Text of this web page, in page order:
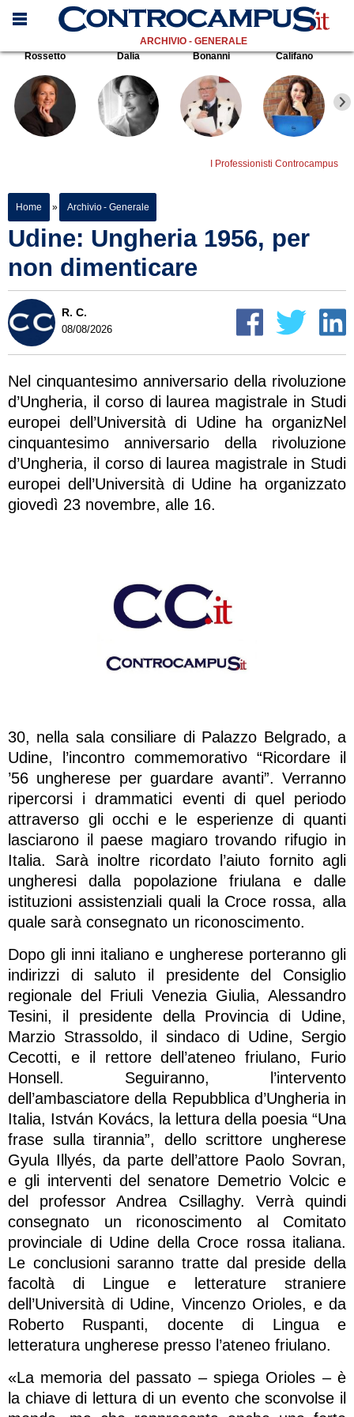
ARCHIVIO - GENERALE
Rossetto
Dalia Bonanni Califano
I Professionisti Controcampus
Home » Archivio - Generale
Udine: Ungheria 1956, per
non dimenticare
R. C.
08/08/2026
Nel cinquantesimo anniversario della rivoluzione
d’Ungheria, il corso di laurea magistrale in Studi
europei dell’Università di Udine ha organizNel
cinquantesimo anniversario della rivoluzione
d’Ungheria, il corso di laurea magistrale in Studi
europei dell’Università di Udine ha organizzato
giovedì 23 novembre, alle 16.
30, nella sala consiliare di Palazzo Belgrado, a
Udine, l’incontro commemorativo “Ricordare il
’56 ungherese per guardare avanti”. Verranno
ripercorsi i drammatici eventi di quel periodo
attraverso gli occhi e le esperienze di quanti
lasciarono il paese magiaro trovando rifugio in
Italia. Sarà inoltre ricordato l’aiuto fornito agli
ungheresi dalla popolazione friulana e dalle
istituzioni assistenziali quali la Croce rossa, alla
quale sarà consegnato un riconoscimento.
Dopo gli inni italiano e ungherese porteranno gli
indirizzi di saluto il presidente del Consiglio
regionale del Friuli Venezia Giulia, Alessandro
Tesini, il presidente della Provincia di Udine,
Marzio Strassoldo, il sindaco di Udine, Sergio
Cecotti, e il rettore dell’ateneo friulano, Furio
Honsell. Seguiranno, l’intervento
dell’ambasciatore della Repubblica d’Ungheria in
Italia, István Kovács, la lettura della poesia “Una
frase sulla tirannia”, dello scrittore ungherese
Gyula Illyés, da parte dell’attore Paolo Sovran,
e gli interventi del senatore Demetrio Volcic e
del professor Andrea Csillaghy. Verrà quindi
consegnato un riconoscimento al Comitato
provinciale di Udine della Croce rossa italiana.
Le conclusioni saranno tratte dal preside della
facoltà di Lingue e letterature straniere
dell’Università di Udine, Vincenzo Orioles, e da
Roberto Ruspanti, docente di Lingua e
letteratura ungherese presso l’ateneo friulano.
«La memoria del passato – spiega Orioles – è
la chiave di lettura di un evento che sconvolse il